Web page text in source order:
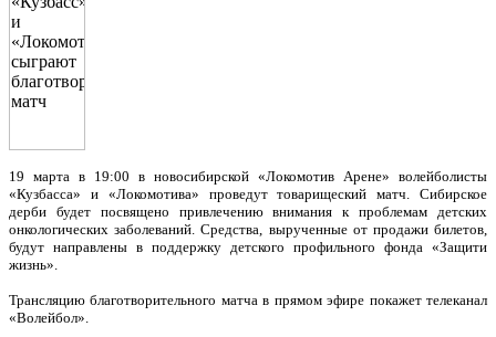
19 марта в 19:00 в новосибирской «Локомотив Арене» волейболисты
«Кузбасса» и «Локомотива» проведут товарищеский матч. Сибирское
дерби будет посвящено привлечению внимания к проблемам детских
онкологических заболеваний. Средства, вырученные от продажи билетов,
будут направлены в поддержку детского профильного фонда «Защити
жизнь».
Трансляцию благотворительного матча в прямом эфире покажет телеканал
«Волейбол».